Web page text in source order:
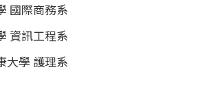
國際商務系
資訊工程系
大學 護理系